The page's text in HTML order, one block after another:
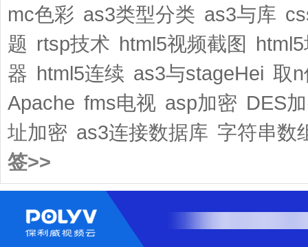
mc色彩 as3类型分类 as3与库
题 rtsp技术 html5视频截图
器 html5连续 as3与stageHei 取
Apache fms电视 asp加密 DES
址加密 as3连接数据库 字符串数
签>>